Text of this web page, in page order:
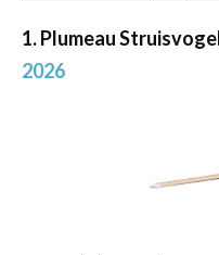
1. Plumeau
2026